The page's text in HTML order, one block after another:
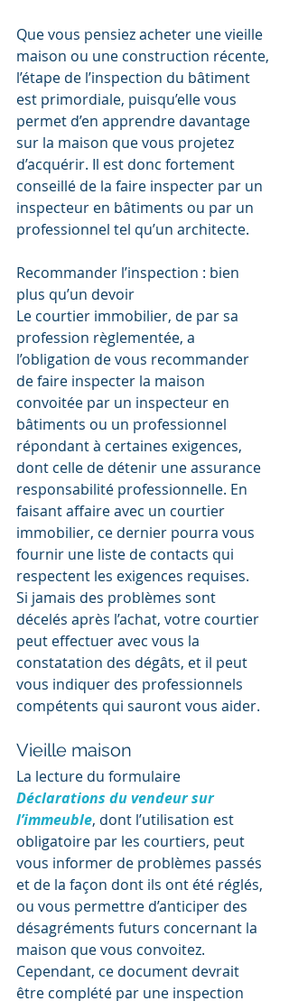
Que vous pensiez acheter une vieille
maison ou une construction récente,
l’étape de l’inspection du bâtiment
est primordiale, puisqu’elle vous
permet d’en apprendre davantage
sur la maison que vous projetez
d’acquérir. Il est donc fortement
conseillé de la faire inspecter par un
inspecteur en bâtiments ou par un
professionnel tel qu’un architecte.
Recommander l’inspection : bien
plus qu’un devoir
Le courtier immobilier, de par sa
profession règlementée, a
l’obligation de vous recommander
de faire inspecter la maison
convoitée par un inspecteur en
bâtiments ou un professionnel
répondant à certaines exigences,
dont celle de détenir une assurance
responsabilité professionnelle. En
faisant affaire avec un courtier
immobilier, ce dernier pourra vous
fournir une liste de contacts qui
respectent les exigences requises.
Si jamais des problèmes sont
décelés après l’achat, votre courtier
peut effectuer avec vous la
constatation des dégâts, et il peut
vous indiquer des professionnels
compétents qui sauront vous aider.
Vieille maison
La lecture du formulaire
Déclarations du vendeur sur
l’immeuble, dont l’utilisation est
obligatoire par les courtiers, peut
vous informer de problèmes passés
et de la façon dont ils ont été réglés,
ou vous permettre d’anticiper des
désagréments futurs concernant la
maison que vous convoitez.
Cependant, ce document devrait
être complété par une inspection